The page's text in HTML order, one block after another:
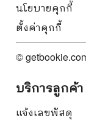
นโยบายคุกกี้
ตั้งค่าคุกกี้
©
บริการลูกค้า
แจ้งเลขพัสดุ